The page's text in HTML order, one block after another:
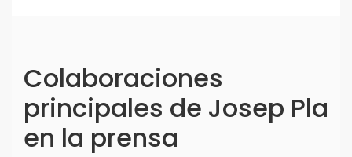
Colaboraciones
principales de Josep Pla
en la prensa